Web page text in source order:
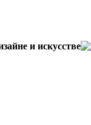
и искусстве